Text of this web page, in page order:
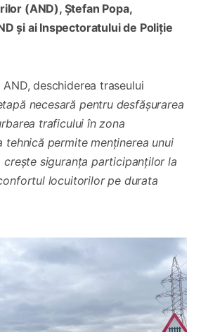
(AND), Ștefan Popa,
și ai Inspectoratului de Poliție
deschiderea traseului
necesară pentru desfășurarea
traficului în zona
tehnică permite menținerea unui
crește siguranța participanților la
locuitorilor pe durata